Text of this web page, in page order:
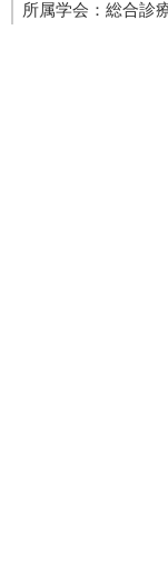
所属学会：総合診